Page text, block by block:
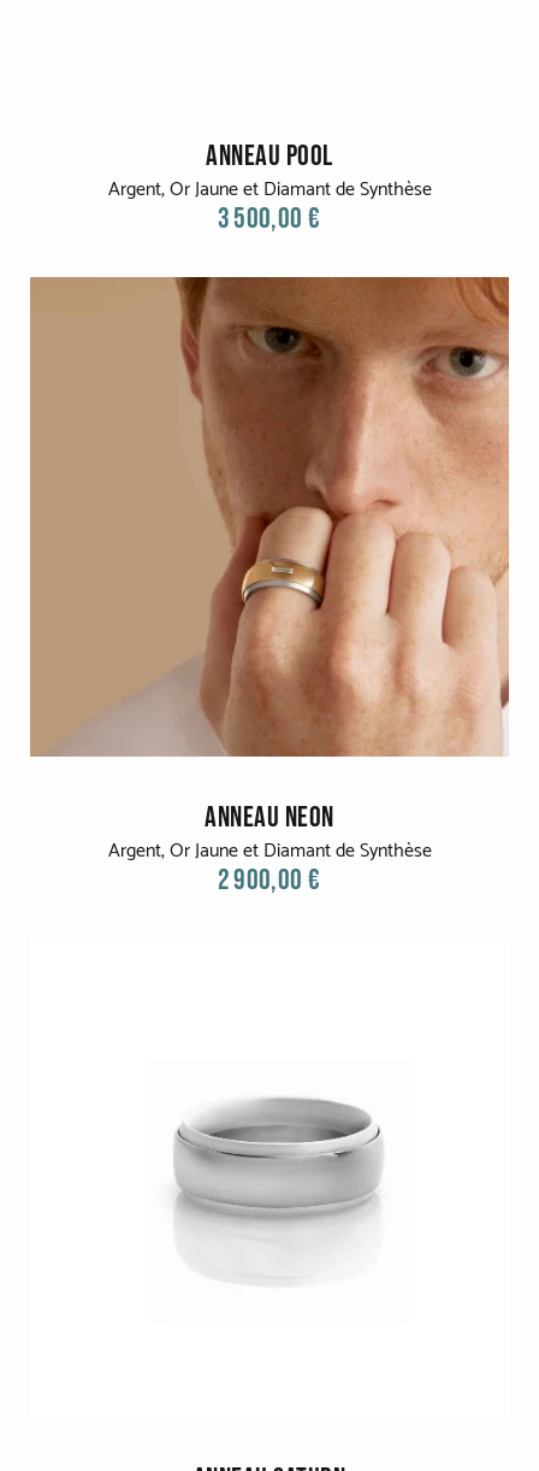
ANNEAU POOL
Argent, Or Jaune et Diamant de Synthèse
3 500,00 €
ANNEAU NEON
Argent, Or Jaune et Diamant de Synthèse
2 900,00 €